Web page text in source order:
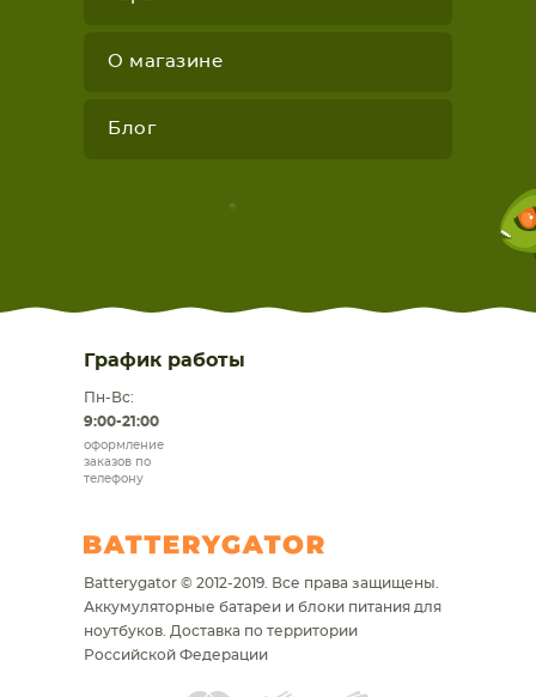
О магазине
Блог
График работы
Пн-Вс:
9:00-21:00
оформление
заказов по
телефону
Batterygator © 2012-2019. Все права защищены.
Аккумуляторные батареи и блоки питания для
ноутбуков. Доставка по территории
Российской Федерации